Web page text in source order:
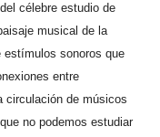
célebre estudio de
musical de la
estímulos sonoros que
entre
circulación de músicos
no podemos estudiar